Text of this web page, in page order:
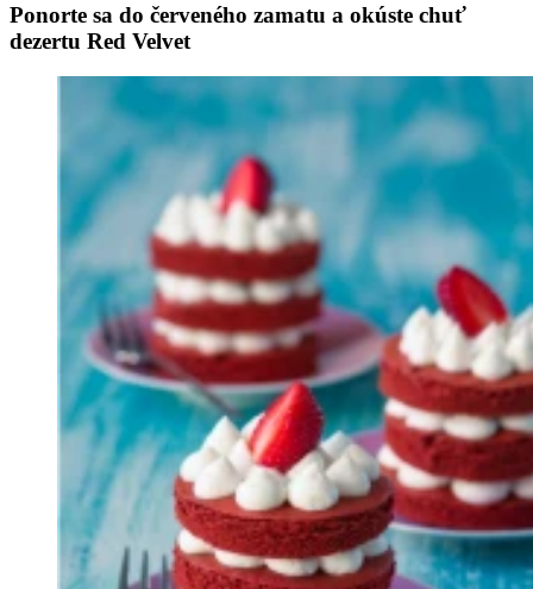
Ponorte sa do červeného zamatu a okúste chuť
dezertu Red Velvet